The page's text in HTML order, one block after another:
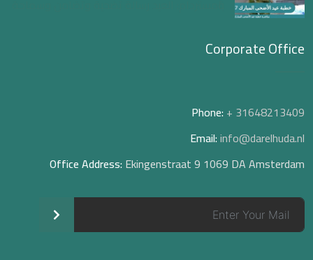
Corporate Office
Phone: + 31648213409
Email:info@darelhuda.nl
Office Address: Ekingenstraat 9 1069 DA Amsterdam
>